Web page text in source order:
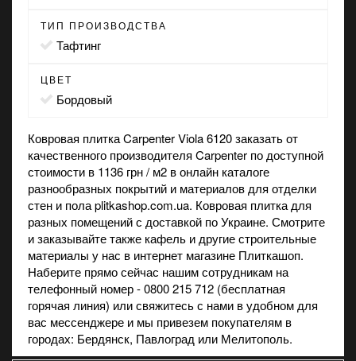
ТИП ПРОИЗВОДСТВА
Тафтинг
ЦВЕТ
бордовый
Ковровая плитка Carpenter Viola 6120 заказать от
качественного производителя Carpenter по доступной
стоимости в 1136 грн / м2 в онлайн каталоге
разнообразных покрытий и материалов для отделки
стен и пола plitkashop.com.ua. Ковровая плитка для
разных помещений с доставкой по Украине. Смотрите
и заказывайте также кафель и другие строительные
материалы у нас в интернет магазине Плиткашоп.
Наберите прямо сейчас нашим сотрудникам на
телефонный номер - 0800 215 712 (бесплатная
горячая линия) или свяжитесь с нами в удобном для
вас мессенджере и мы привезем покупателям в
городах: Бердянск, Павлоград или Мелитополь.